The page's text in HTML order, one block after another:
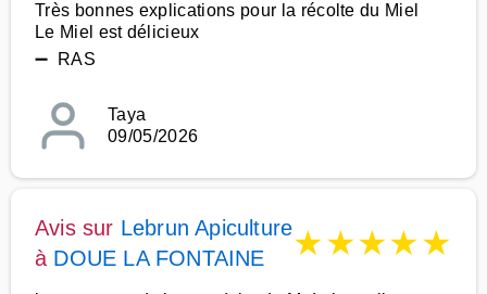
Très bonnes explications pour la récolte du Miel
Le Miel est délicieux
➖ RAS
Taya
09/05/2026
Avis sur Lebrun Apiculture
à DOUE LA FONTAINE ★★★★★